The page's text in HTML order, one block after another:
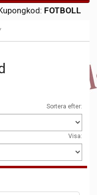
FOTBOLL
Sortera efter:
Visa: